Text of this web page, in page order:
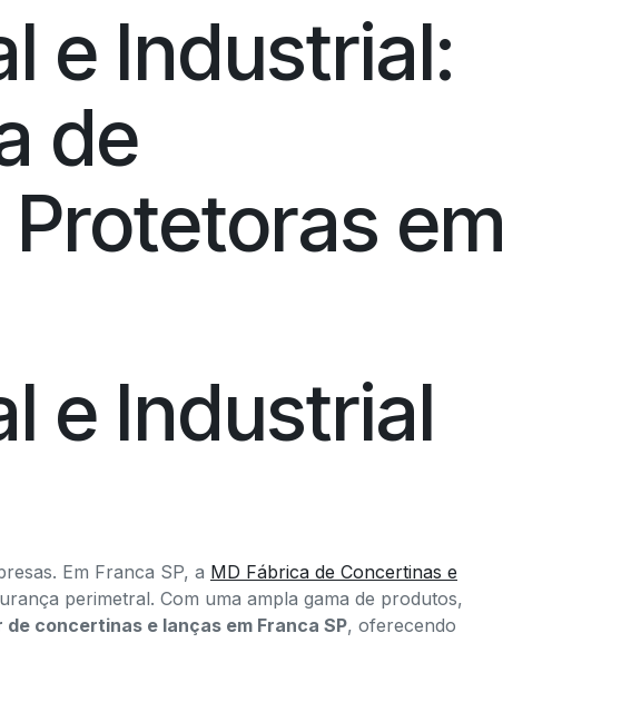
e Industrial:
de
em
e Industrial
Em Franca SP, a MD Fábrica de Concertinas e
perimetral. Com uma ampla gama de produtos,
concertinas e lanças em Franca SP, oferecendo